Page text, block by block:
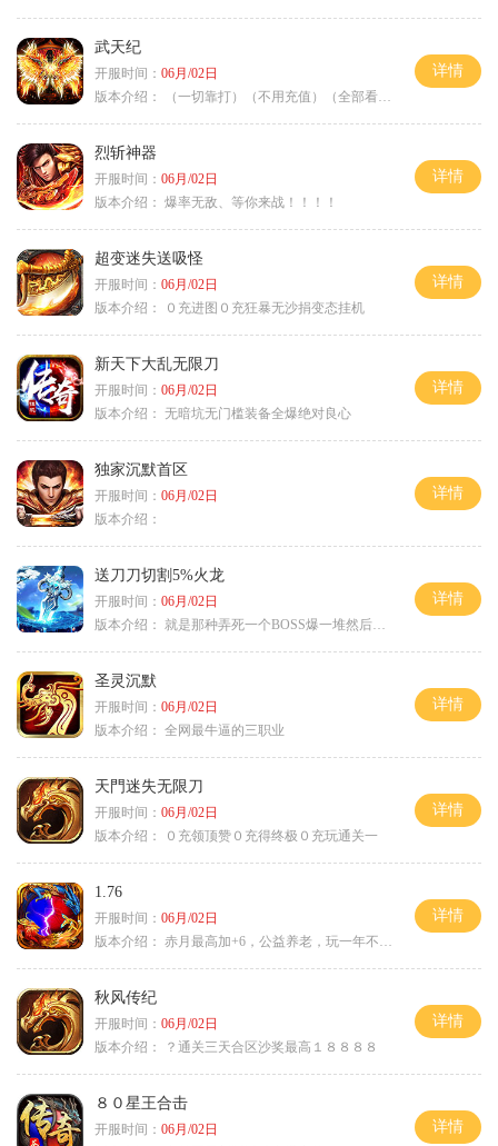
武天纪
开服时间： 06月/02日
版本介绍：
（一切靠打）（不用充值）（全部看脸）
详情
烈斩神器
开服时间： 06月/02日
版本介绍： 爆率无敌、等你来战！！！！
详情
超变迷失送吸怪
开服时间： 06月/02日
版本介绍：
０充进图０充狂暴无沙捐变态挂机
详情
新天下大乱无限刀
开服时间： 06月/02日
版本介绍： 无暗坑无门槛装备全爆绝对良心
详情
独家沉默首区
开服时间： 06月/02日
版本介绍：
详情
送刀刀切割5%火龙
开服时间： 06月/02日
版本介绍： 就是那种弄死一个BOSS爆一堆然后就起飞
详情
圣灵沉默
开服时间： 06月/02日
版本介绍： 全网最牛逼的三职业
详情
天門迷失无限刀
开服时间： 06月/02日
版本介绍：
０充领顶赞０充得终极０充玩通关一
详情
1.76
开服时间： 06月/02日
版本介绍： 赤月最高加+6，公益养老，玩一年不腻，屠龙
详情
秋风传纪
开服时间： 06月/02日
版本介绍：
？通关三天合区沙奖最高１８８８８
详情
８０星王合击
开服时间： 06月/02日
详情